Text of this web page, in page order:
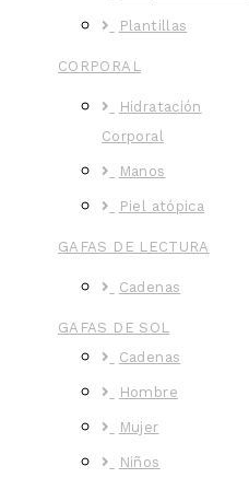
Plantillas
CORPORAL
Hidratación
Corporal
Manos
Piel atópica
GAFAS DE LECTURA
Cadenas
GAFAS DE SOL
Cadenas
Hombre
Mujer
Niños